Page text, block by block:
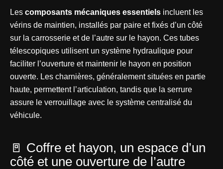
Les composants mécaniques essentiels incluent les
vérins de maintien, installés par paire et fixés d’un côté
sur la carrosserie et de l’autre sur le hayon. Ces tubes
télescopiques utilisent un système hydraulique pour
faciliter l’ouverture et maintenir le hayon en position
ouverte. Les charnières, généralement situées en partie
haute, permettent l’articulation, tandis que la serrure
assure le verrouillage avec le système centralisé du
véhicule.
🚪 Coffre et hayon, un espace d’un
côté et une ouverture de l’autre